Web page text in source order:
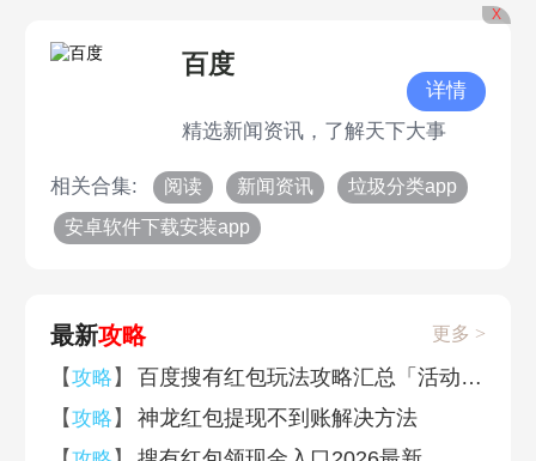
X
百度
精选新闻资讯，了解天下大事
详情
相关合集: 阅读 新闻资讯 垃圾分类app
安卓软件下载安装app
最新攻略 更多 >
【攻略 】
百度搜有红包玩法攻略汇总「活动入口+活动说明+奖励一览」
【攻略 】
神龙红包提现不到账解决方法